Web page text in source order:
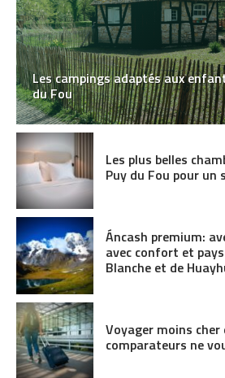
Les campings adaptés aux
du Fou
Les plus belles
Puy du Fou pour un
Áncash premium:
avec confort et
Blanche et de
Voyager moins cher
comparateurs ne